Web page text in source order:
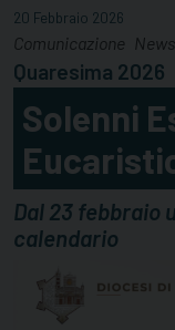
20 Febbraio 2026
Comunicazione News
Quaresima 2026
Solenni
Dal 23 febbraio
calendario